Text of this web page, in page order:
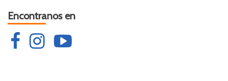
Encontranos en